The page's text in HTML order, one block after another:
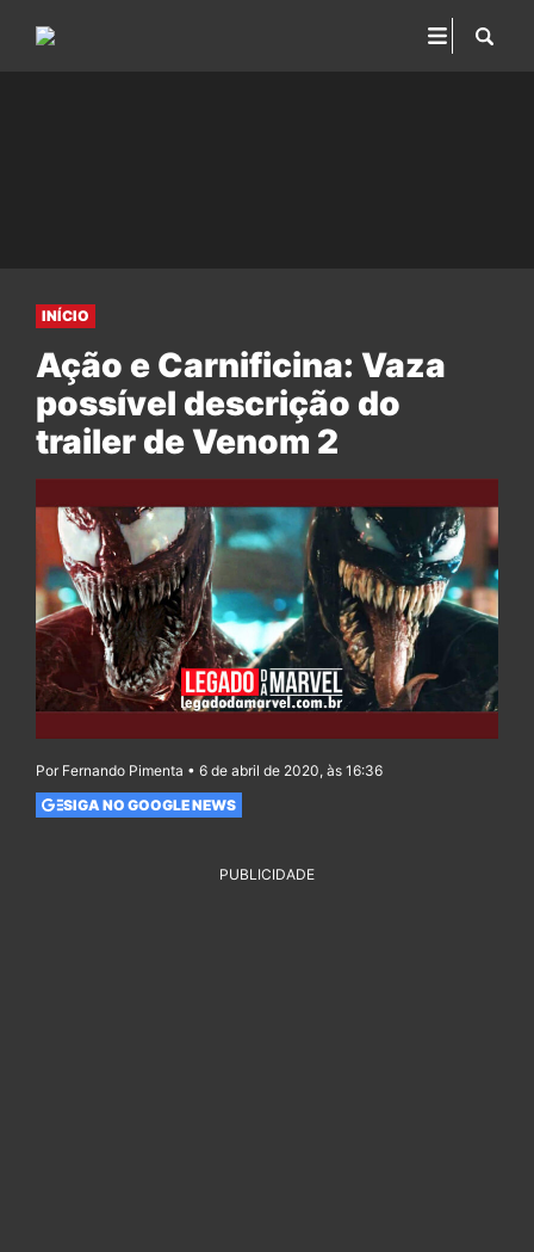
INÍCIO
Ação e Carnificina: Vaza
possível descrição do
trailer de Venom 2
Por Fernando Pimenta • 6 de abril de 2020, às 16:36
SIGA NO GOOGLE NEWS
PUBLICIDADE